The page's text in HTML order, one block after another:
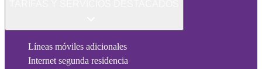
Líneas móviles adicionales
Internet segunda residencia